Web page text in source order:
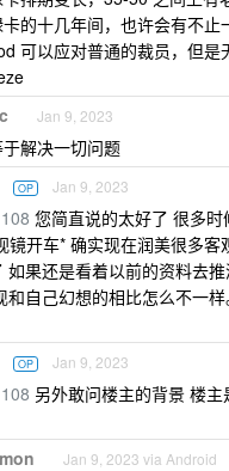
的十几年间，也许会有不止
可以应对普通的裁员，但是
Jan 9, 2023
解决一切问题
OP Jan 9, 2023
您简直说的太好了 很多
镜开车* 确实现在润美很多客
如果还是看着以前的资料去
和自己幻想的相比怎么不一
OP Jan 9, 2023
另外敢问楼主的背景 楼
Jan 9, 2023 via Android